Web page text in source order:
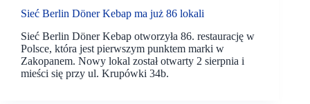
Sieć Berlin Döner Kebap ma już 86 lokali
Sieć Berlin Döner Kebap otworzyła 86. restaurację w
Polsce, która jest pierwszym punktem marki w
Zakopanem. Nowy lokal został otwarty 2 sierpnia i
mieści się przy ul. Krupówki 34b.